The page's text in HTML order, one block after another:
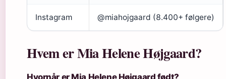
Instagram @miahojgaard (8.400+ følgere)
Hvem er Mia Helene Højgaard?